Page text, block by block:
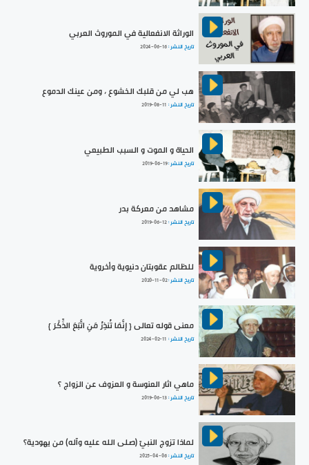
الوراثة الانفعالية في الموروث العربي
تاريخ النشر :2024-06-16
هب لي من قلبك الخشوع ، ومن عينك الدموع
تاريخ النشر : 2019-08-11
الحياة و الموت و السبب الطبيعي
تاريخ النشر :2019-06-19
مشاهد من معركة بدر
تاريخ النشر :2019-06-12
للظالم عقوبتان دنيوية وأخروية
تاريخ النشر :2020-11-02
معنى قوله تعالى { إِنَّمَا تُنذِرُ مَنِ اتَّبَعَ الذِّكْرَ }
تاريخ النشر : 2024-02-11
ماهي اثار العنوسة و العزوف عن الزواج ؟
تاريخ النشر :2019-06-13
لماذا تزوج النبيّ (صلى الله عليه وآله) من يهودية؟
تاريخ النشر :2025-04-06